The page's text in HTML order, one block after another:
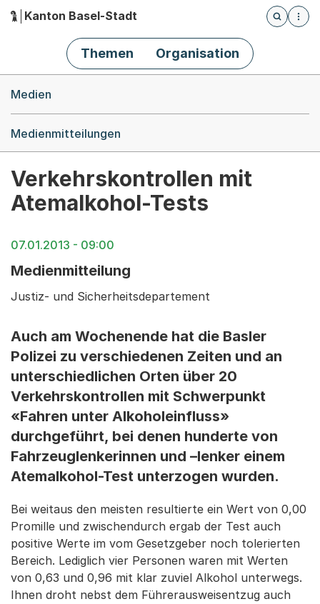
Hauptnavigation
Kanton Basel-Stadt
Öffnet
Themen Organisation
Medien
Medienmitteilungen
Verkehrskontrollen mit
Atemalkohol-Tests
07.01.2013 - 09:00
Medienmitteilung
Justiz- und Sicherheitsdepartement
Auch am Wochenende hat die Basler
Polizei zu verschiedenen Zeiten und an
unterschiedlichen Orten über 20
Verkehrskontrollen mit Schwerpunkt
«Fahren unter Alkoholeinfluss»
durchgeführt, bei denen hunderte von
Fahrzeuglenkerinnen und –lenker einem
Atemalkohol-Test unterzogen wurden.
Bei weitaus den meisten resultierte ein Wert von 0,00
Promille und zwischendurch ergab der Test auch
positive Werte im vom Gesetzgeber noch tolerierten
Bereich. Lediglich vier Personen waren mit Werten
von 0,63 und 0,96 mit klar zuviel Alkohol unterwegs.
Ihnen droht nebst dem Führerausweisentzug auch